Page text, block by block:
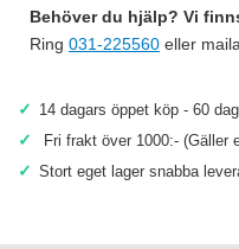
Behöver du hjälp? Vi
Ring 031-225560 eller
✓ 14 dagars öppet köp - 60
✓ Fri frakt över 1000:- (Gäller
✓ Stort eget lager snabba